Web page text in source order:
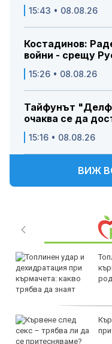
15:43 • 08.08.26
Костадинов:
войни - срещу
15:26 • 08.08.26
Тайфунът
очаква се да
15:16 • 08.08.26
ВИЖ